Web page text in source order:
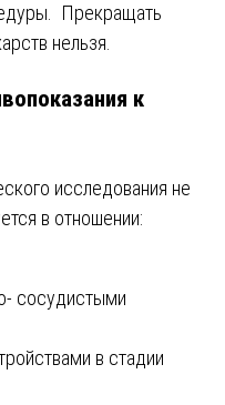
Прекращать
нельзя.
к
исследования не
в отношении:
сосудистыми
в стадии